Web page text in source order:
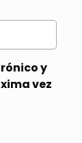
y
vez